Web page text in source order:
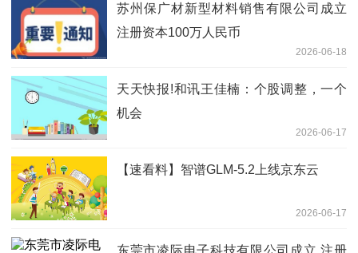
苏州保广材新型材料销售有限公司成立
注册资本100万人民币
2026-06-18
天天快报!和讯王佳楠：个股调整，一个
机会
2026-06-17
【速看料】智谱GLM-5.2上线京东云
2026-06-17
东莞市凌际电子科技有限公司成立 注册